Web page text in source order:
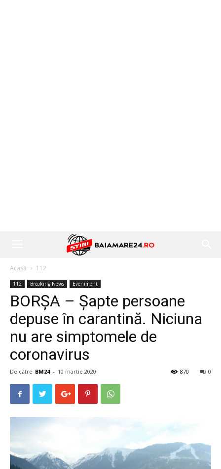
Acasă 112
112 Breaking News Eveniment
BORȘA – Șapte persoane
depuse în carantină. Niciuna
nu are simptomele de
coronavirus
De către BM24 - 10 martie 2020 0
870